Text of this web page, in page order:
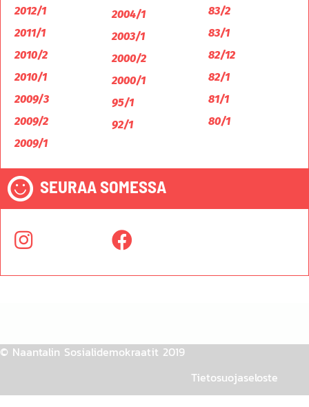
2012/1
2011/1
2010/2
2010/1
2009/3
2009/2
2009/1
2004/1
2003/1
2000/2
2000/1
95/1
92/1
83/2
83/1
82/12
82/1
81/1
80/1
SEURAA SOMESSA
© Naantalin Sosialidemokraatit 2019
Tietosuojaseloste